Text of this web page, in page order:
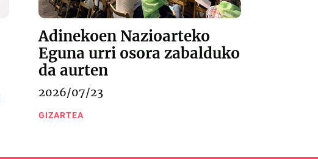
Adinekoen Nazioarteko
Eguna urri osora zabalduko
da aurten
2026/07/23
GIZARTEA